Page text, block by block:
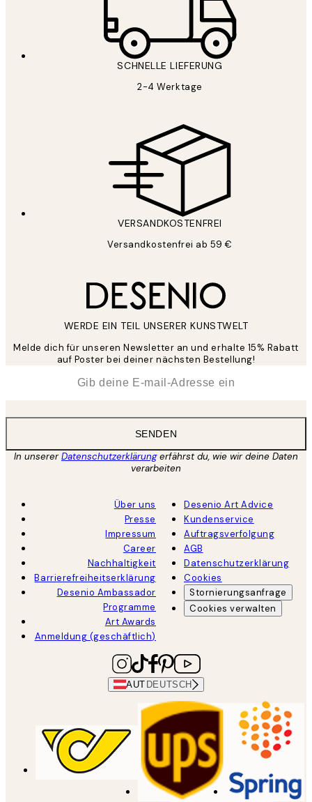
SCHNELLE LIEFERUNG
2-4 Werktage
VERSANDKOSTENFREI
Versandkostenfrei ab 59 €
WERDE EIN TEIL UNSERER KUNSTWELT
Melde dich für unseren Newsletter an und erhalte 15% Rabatt
auf Poster bei deiner nächsten Bestellung!
SENDEN
In unsererDatenschutzerklärungerfährst du, wie wir deine Daten
verarbeiten
Über uns
Presse
Impressum
Career
Nachhaltigkeit
Barrierefreiheitserklärung
Desenio Ambassador
Programme
Art Awards
Anmeldung (geschäftlich)
Desenio Art Advice
Kundenservice
Auftragsverfolgung
AGB
Datenschutzerklärung
Cookies
Stornierungsanfrage
Cookies verwalten
AUT DEUTSCH